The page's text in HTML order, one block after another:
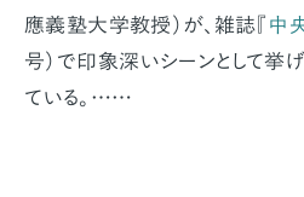
應義塾大学教授）が、雑誌『 中
号）で印象深いシーンとして挙
ている。……